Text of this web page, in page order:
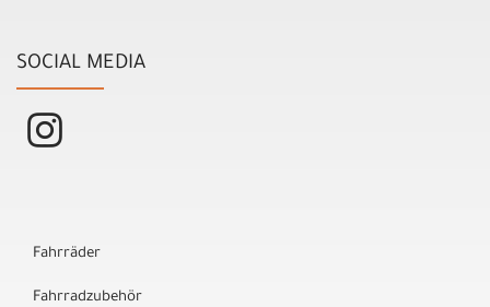
SOCIAL MEDIA
Fahrräder
Fahrradzubehör